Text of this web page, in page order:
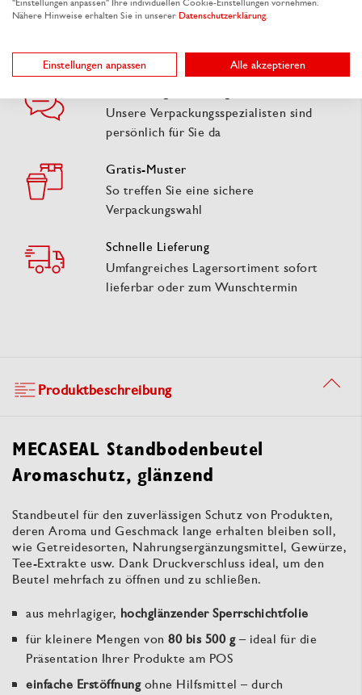
Unsere Verpackungsspezialisten sind
persönlich für Sie da
Gratis-Muster
So treffen Sie eine sichere
Verpackungswahl
Schnelle Lieferung
Umfangreiches Lagersortiment sofort
lieferbar oder zum Wunschtermin
Produktbeschreibung
MECASEAL Standbodenbeutel
Aromaschutz, glänzend
Standbeutel für den zuverlässigen Schutz von Produkten,
deren Aroma und Geschmack lange erhalten bleiben soll,
wie Getreidesorten, Nahrungsergänzungsmittel, Gewürze,
Tee-Extrakte usw. Dank Druckverschluss ideal, um den
Beutel mehrfach zu öffnen und zu schließen.
aus mehrlagiger, hochglänzender Sperrschichtfolie
für kleinere Mengen von 80 bis 500 g– ideal für die
Präsentation Ihrer Produkte am POS
einfache Erstöffnungohne Hilfsmittel – durch
"Einstellungen anpassen" Ihre individuellen Cookie-Einstellungen vornehmen.
Nähere Hinweise erhalten Sie in unserer Datenschutzerklärung.
Einstellungen anpassen Alle akzeptieren